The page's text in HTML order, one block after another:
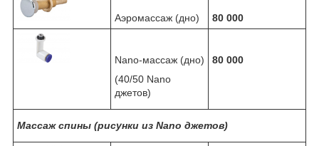
Аэромассаж (дно) 80 000
Nano-массаж (дно)
(40/50 Nano
джетов)
80 000
Массаж спины (рисунки из Nano джетов)